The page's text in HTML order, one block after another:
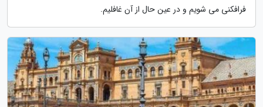
فرافکنی می شویم و در عین حال از آن غافلیم.